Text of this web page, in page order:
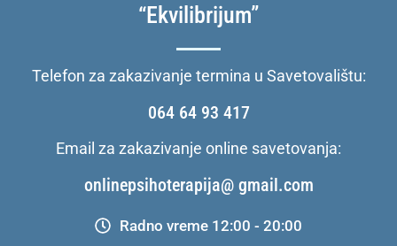
“Ekvilibrijum”
Telefon za zakazivanje termina u Savetovalištu:
064 64 93 417
Email za zakazivanje online savetovanja:
onlinepsihoterapija@ gmail.com
Radno vreme 12:00 - 20:00